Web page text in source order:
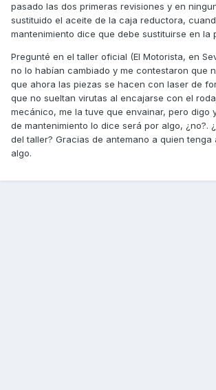
pasado las dos primeras revisiones y en
sustituido el aceite de la caja reductora,
mantenimiento dice que debe sustituirse en la
Pregunté en el taller oficial (El Motorista, en
no lo habían cambiado y me contestaron que
que ahora las piezas se hacen con laser de
que no sueltan virutas al encajarse con el
mecánico, me la tuve que envainar, pero digo
de mantenimiento lo dice será por algo, ¿no?.
del taller? Gracias de antemano a quien tenga
algo.